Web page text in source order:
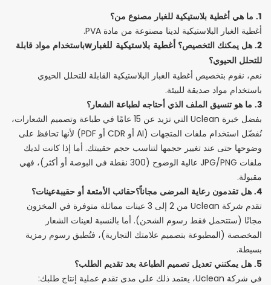
1. ما هي أغطية بلاستيكية للغبار مصنوع من؟
أغطية الغبار البلاستيكية لدينا مصنوعة من مادة PVA.
2. هل يمكنك التخصيص؟ أغطية بلاستيكية للغبارwباستخدام مواد قابلة
للتحلل الحيوي؟
نعم، نقوم بتخصيص أغطية الغبار البلاستيكية القابلة للتحلل الحيوي
باستخدام مواد صديقة للبيئة.
3. ما هو تنسيق الملف الذي أحتاجه لطباعة الشعار؟
بفضل خبرة Uclean التي تزيد عن 15 عامًا في طباعة وتصميم الشعارات،
نُفضّل استخدام ملفات المتجهات (AI أو CDR أو PDF) لأنها تحافظ على
وضوحها حتى عند تغيير حجمها لتناسب حجم حقيبتك. أما إذا كانت لديك
ملفات JPG/PNG عالية الوضوح (300 نقطة في البوصة أو أكثر)، فهي
مقبولة.
4. هل تقدمون رعاية المرضى مجاناً؟ حقائب الأمتعة أو حقيبةعينات؟
تقدم شركة Uclean من 2 إلى 3 عينات مماثلة متوفرة في المخزون
مجانًا (ستتحمل فقط رسوم الشحن). أما بالنسبة لعينات الشعار
المخصصة (المطبوعة بتصميم علامتك التجارية)، فتُطبق رسوم رمزية
بسيطة.
5. هل يمكنني تعديل تصميم الطباعة بعد تقديم الطلب؟
في شركة Uclean، يعتمد ذلك على مدى تقدم عملية إنتاج طلبك: